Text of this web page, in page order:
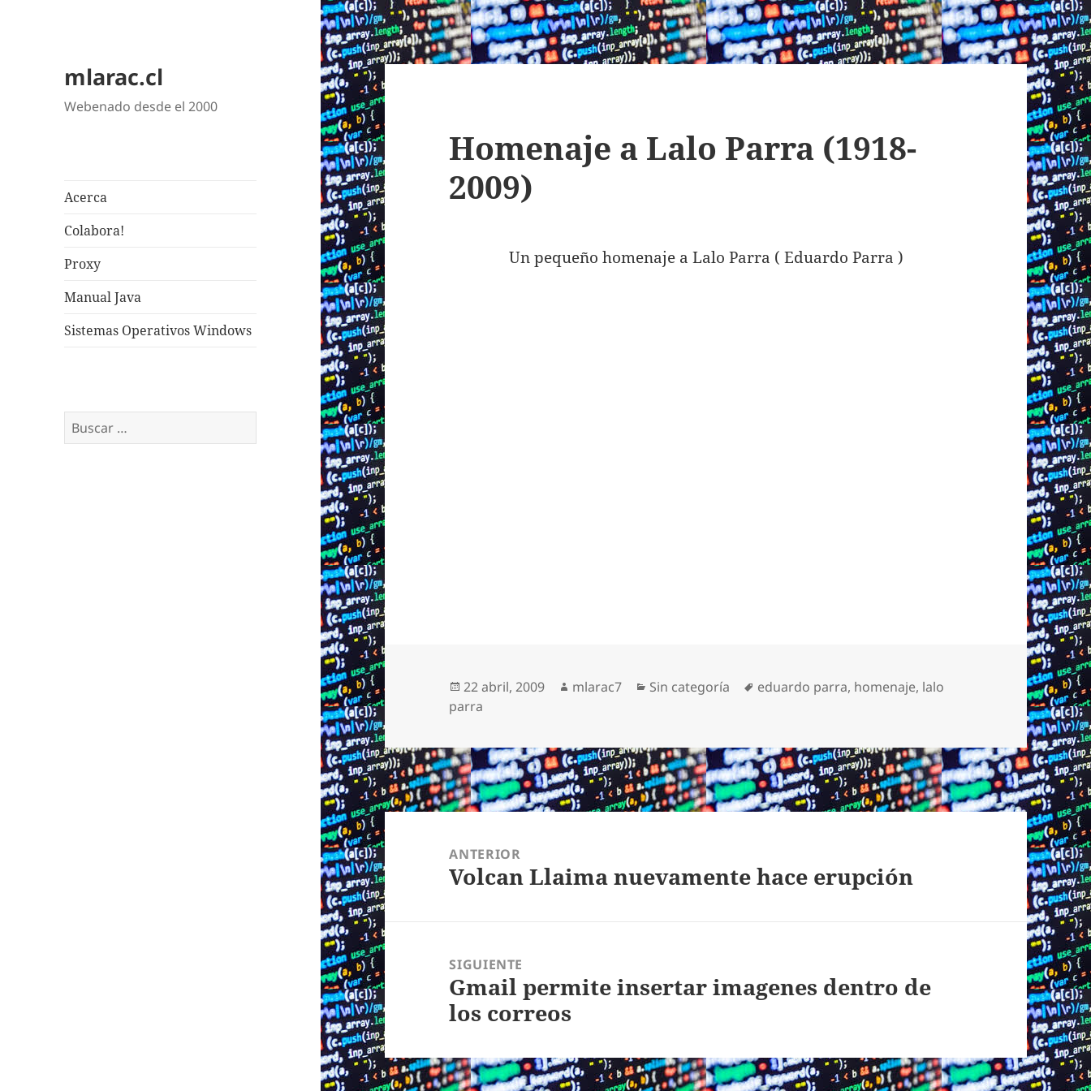
mlarac.cl
Webenado desde el 2000
Acerca
Colabora!
Proxy
Manual Java
Sistemas Operativos Windows
Buscar:
Homenaje a Lalo Parra (1918-
2009)
Un pequeño homenaje a Lalo Parra ( Eduardo Parra )
Publicado
el
22 abril, 2009 Autor
mlarac7 Categorías
Sin categoría Etiquetas
eduardo parra, homenaje, lalo
parra
de
entradas
ANTERIOR
Entrada
Volcan Llaima nuevamente hace erupción
SIGUIENTE
Entrada
siguiente:
Gmail permite insertar imagenes dentro de
los correos